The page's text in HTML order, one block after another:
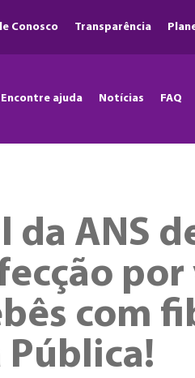
Conosco Transparência
Encontre ajuda Notícias FAQ
da ANS
com
Pública!